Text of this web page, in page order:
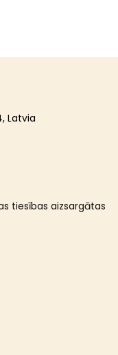
Latvia
tiesības aizsargātas